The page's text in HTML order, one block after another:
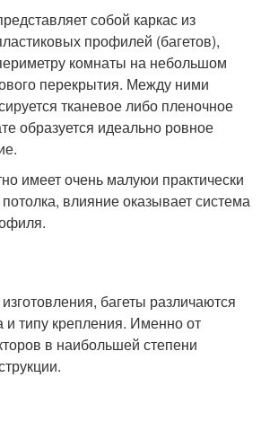
собой каркас из
профилей (багетов),
комнаты на небольшом
перекрытия. Между ними
тканевое либо пленочное
образуется идеально ровное
имеет очень малуюи практически
влияние оказывает система
багеты различаются
и типу крепления. Именно от
в наибольшей степени